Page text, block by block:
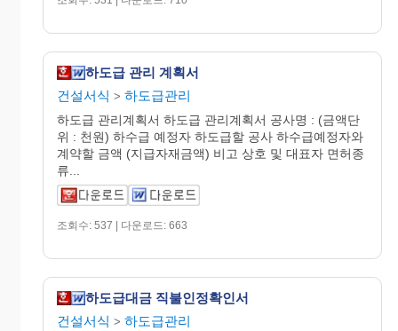
하도급 관리 계획서
건설서식 > 하도급관리
하도급 관리계획서 하도급 관리계획서 공사명 : (금액단
위 : 천원) 하수급 예정자 하도급할 공사 하수급예정자와
계약할 금액 (지급자재금액) 비고 상호 및 대표자 면허종
류...
조회수: 537 | 다운로드: 663
하도급대금 직불인정확인서
건설서식 > 하도급관리